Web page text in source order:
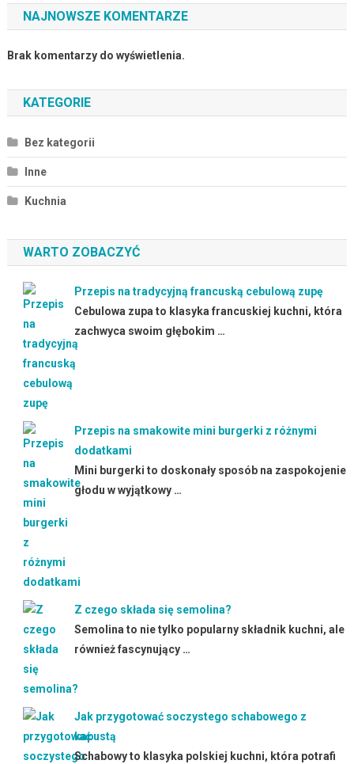
NAJNOWSZE KOMENTARZE
Brak komentarzy do wyświetlenia.
KATEGORIE
Bez kategorii
Inne
Kuchnia
WARTO ZOBACZYĆ
Przepis na tradycyjną francuską cebulową zupę
Cebulowa zupa to klasyka francuskiej kuchni, która
zachwyca swoim głębokim …
Przepis na smakowite mini burgerki z różnymi
dodatkami
Mini burgerki to doskonały sposób na zaspokojenie
głodu w wyjątkowy …
Z czego składa się semolina?
Semolina to nie tylko popularny składnik kuchni, ale
również fascynujący …
Jak przygotować soczystego schabowego z
kapustą
Schabowy to klasyka polskiej kuchni, która potrafi